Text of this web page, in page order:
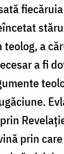
teolog, a
a fi
prin